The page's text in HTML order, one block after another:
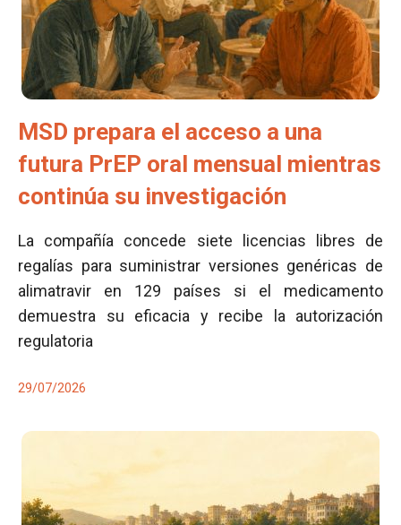
MSD prepara el acceso a una
futura PrEP oral mensual mientras
continúa su investigación
La compañía concede siete licencias libres de
regalías para suministrar versiones genéricas de
alimatravir en 129 países si el medicamento
demuestra su eficacia y recibe la autorización
regulatoria
29/07/2026